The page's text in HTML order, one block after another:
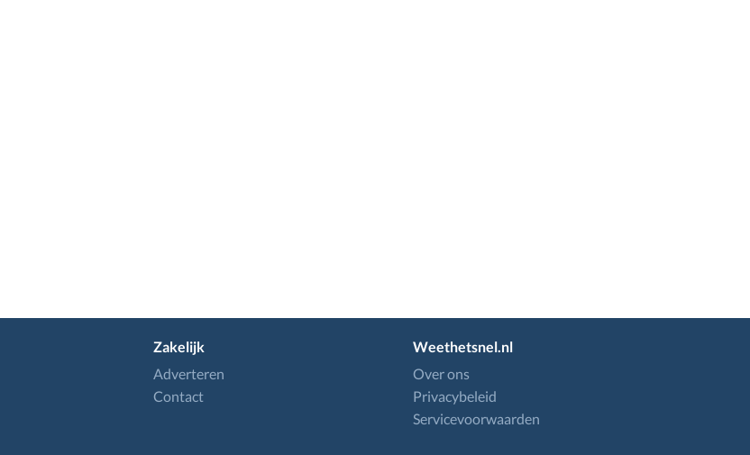
Zakelijk
Adverteren
Contact
Weethetsnel.nl
Over ons
Privacybeleid
Servicevoorwaarden